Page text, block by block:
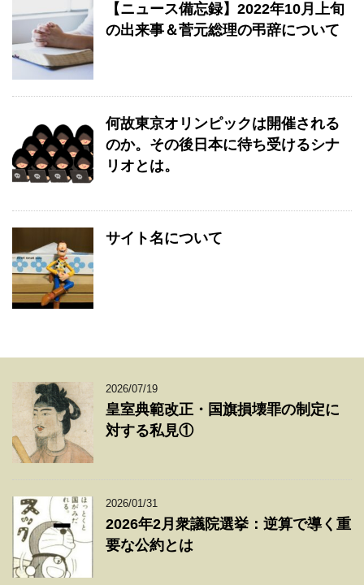
【ニュース備忘録】2022年10月上旬
の出来事＆菅元総理の弔辞について
何故東京オリンピックは開催される
のか。その後日本に待ち受けるシナ
リオとは。
サイト名について
2026/07/19
皇室典範改正・国旗損壊罪の制定に
対する私見①
2026/01/31
2026年2月衆議院選挙：逆算で導く重
要な公約とは